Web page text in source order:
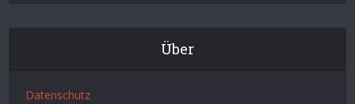
Über
Datenschutz